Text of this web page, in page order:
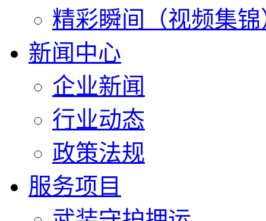
精彩瞬间（视频集锦
新闻中心
企业新闻
行业动态
政策法规
服务项目